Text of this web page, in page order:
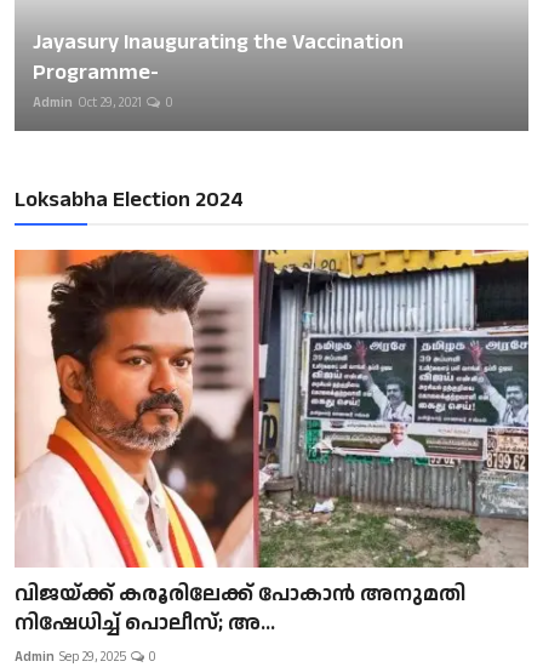
Jayasury Inaugurating the Vaccination
Programme-
Admin Oct 29, 2021 0
Loksabha Election 2024
വിജയ്ക്ക് കരൂരിലേക്ക് പോകാൻ അനുമതി
നിഷേധിച്ച് പൊലീസ്; അ...
Admin Sep 29, 2025 0